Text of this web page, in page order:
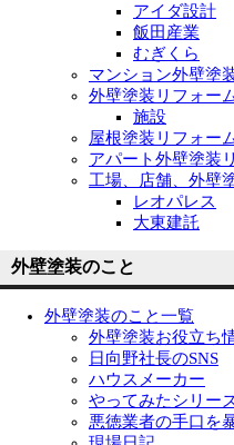
アイダ設計
飯田産業
むぎくら
マンション外壁塗
外壁塗装リフォー
施設
屋根塗装リフォー
アパート外壁塗装
工場、店舗、外壁
レオパレス
大東建託
外壁塗装のこと
外壁塗装のこと一覧
外壁塗装お役立ち
日向野社長のSNS
ハウスメーカー
やってみたシリー
悪徳業者の手口を